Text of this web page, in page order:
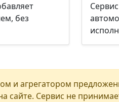
без
и агрегатором
Сервис не